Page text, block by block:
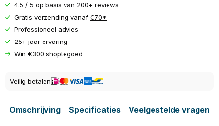
4.5 / 5 op basis van 200+ reviews
Gratis verzending vanaf€70*
Professioneel advies
25+ jaar ervaring
Win €300 shoptegoed
Veilig betalen
Omschrijving Specificaties Veelgestelde vragen